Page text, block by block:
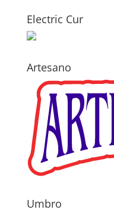
Electric Cur
Artesano
Umbro